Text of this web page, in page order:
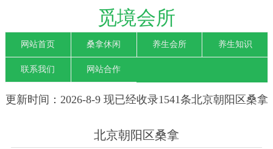
觅境会所
网站首页 桑拿休闲 养生会所 养生知识
联系我们 网站合作
更新时间：2026-8-9 现已经收录1541条北京朝阳区桑拿
北京朝阳区桑拿